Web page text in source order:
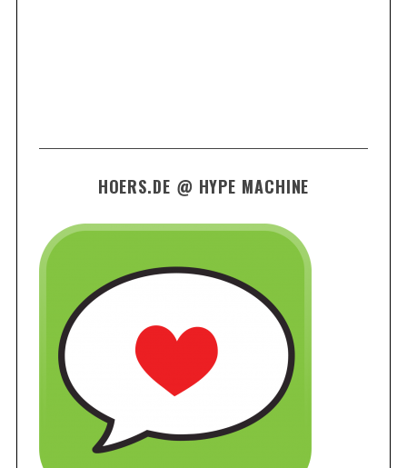
HOERS.DE @ HYPE MACHINE